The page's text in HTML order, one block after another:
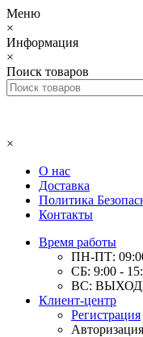
Меню
×
Информация
×
Поиск товаров
×
О нас
Доставка
Политика
Контакты
Время работы
ПН-ПТ:
СБ: 9:00 -
ВС:
Клиент-центр
Регистрация
Авторизация